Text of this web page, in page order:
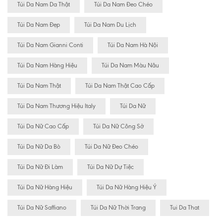
Túi Da Nam Da Thật Túi Da Nam Đeo Chéo
Túi Da Nam Đẹp Túi Da Nam Du Lịch
Túi Da Nam Gianni Conti Túi Da Nam Hà Nội
Túi Da Nam Hàng Hiệu Túi Da Nam Màu Nâu
Túi Da Nam Thật Túi Da Nam Thật Cao Cấp
Túi Da Nam Thương Hiệu Italy Túi Da Nữ
Túi Da Nữ Cao Cấp Túi Da Nữ Công Sở
Túi Da Nữ Da Bò Túi Da Nữ Đeo Chéo
Túi Da Nữ Đi Làm Túi Da Nữ Dự Tiệc
Túi Da Nữ Hàng Hiệu Túi Da Nữ Hàng Hiệu Ý
Túi Da Nữ Saffiano Túi Da Nữ Thời Trang Tui Da That